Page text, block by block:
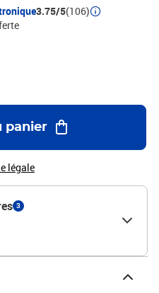
3.75/5(106)
panier
légale
3